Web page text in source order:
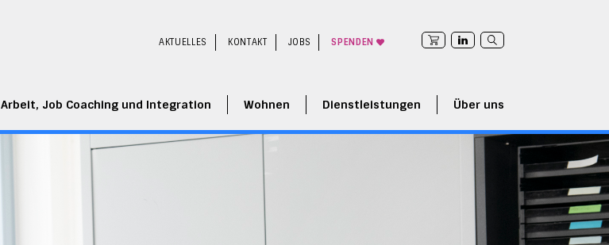
AKTUELLES KONTAKT JOBS SPENDEN
Arbeit, Job Coaching und Integration Wohnen Dienstleistungen Über uns